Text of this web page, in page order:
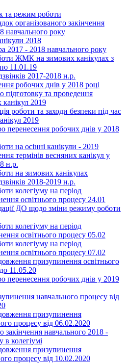
та режим роботи
організованого закінчення
навчального року
2018
2017 - 2018 навчального року
ЖМК на зимових канікулах з
11.01.19
2017-2018 н.р.
робочих днів у 2018 році
підготовку та проведення
канікул 2019
роботи та заходи безпеки під час
2019
перенесення робочих днів у 2018
на осінні канікули - 2019
термінів весняних канікул у
н.р.
на зимових канікулах
2018-2019 н.р.
колегіуму на період
освітнього процесу 24.01
ДО щодо зміни режиму роботи
колегіуму на період
освітнього процесу 05.02
колегіуму на період
освітнього процесу 07.02
призупинення освітнього
11.05.20
перенесення робочих днів у 2019
навчального процесу від
призупинення
процесу від 06.02.2020
закінчення навчального 2018 -
в колегіумі
призупинення
процесу від 10.02.2020